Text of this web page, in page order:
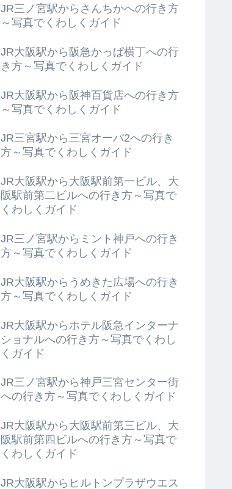
JR三ノ宮駅からさんちかへの行き方
～写真でくわしくガイド
JR大阪駅から阪急かっぱ横丁への行
き方～写真でくわしくガイド
JR大阪駅から阪神百貨店への行き方
～写真でくわしくガイド
JR三宮駅から三宮オーパ2への行き
方～写真でくわしくガイド
JR大阪駅から大阪駅前第一ビル、大
阪駅前第二ビルへの行き方～写真で
くわしくガイド
JR三ノ宮駅からミント神戸への行き
方～写真でくわしくガイド
JR大阪駅からうめきた広場への行き
方～写真でくわしくガイド
JR大阪駅からホテル阪急インターナ
ショナルへの行き方～写真でくわし
くガイド
JR三ノ宮駅から神戸三宮センター街
への行き方～写真でくわしくガイド
JR大阪駅から大阪駅前第三ビル、大
阪駅前第四ビルへの行き方～写真で
くわしくガイド
JR大阪駅からヒルトンプラザウエス